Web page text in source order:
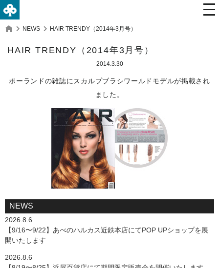
NEWS HAIR TRENDY（2014年3月号）
HAIR TRENDY（2014年3月号）
2014.3.30
ポーランドの雑誌にスカルプブラシワールドモデルが掲載され
ました。
NEWS
2026.8.6
【9/16〜9/22】あべのハルカス近鉄本店にてPOP UPショップを展
開いたします
2026.8.6